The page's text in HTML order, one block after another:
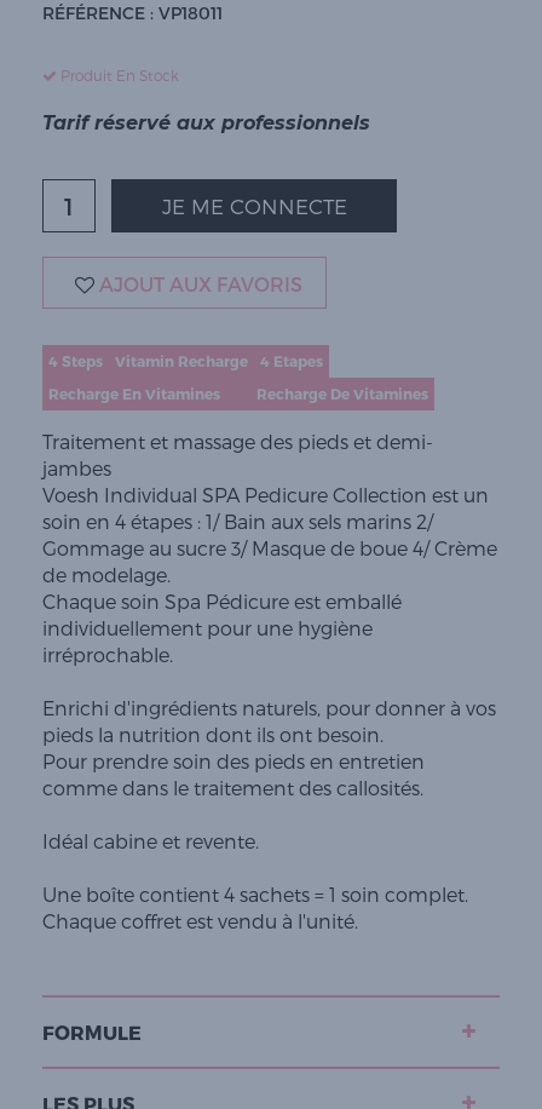
RÉFÉRENCE : VP18011
Produit En Stock
Tarif réservé aux professionnels
JE ME CONNECTE
AJOUT AUX FAVORIS
4 Steps Vitamin Recharge
4 Etapes
Recharge En Vitamines
Recharge De Vitamines
Traitement et massage des pieds et demi-
jambes
Voesh Individual SPA Pedicure Collection est un
soin en 4 étapes : 1/ Bain aux sels marins 2/
Gommage au sucre 3/ Masque de boue 4/ Crème
de modelage.
Chaque soin Spa Pédicure est emballé
individuellement pour une hygiène
irréprochable.
Enrichi d'ingrédients naturels, pour donner à vos
pieds la nutrition dont ils ont besoin.
Pour prendre soin des pieds en entretien
comme dans le traitement des callosités.
Idéal cabine et revente.
Une boîte contient 4 sachets = 1 soin complet.
Chaque coffret est vendu à l'unité.
FORMULE
LES PLUS